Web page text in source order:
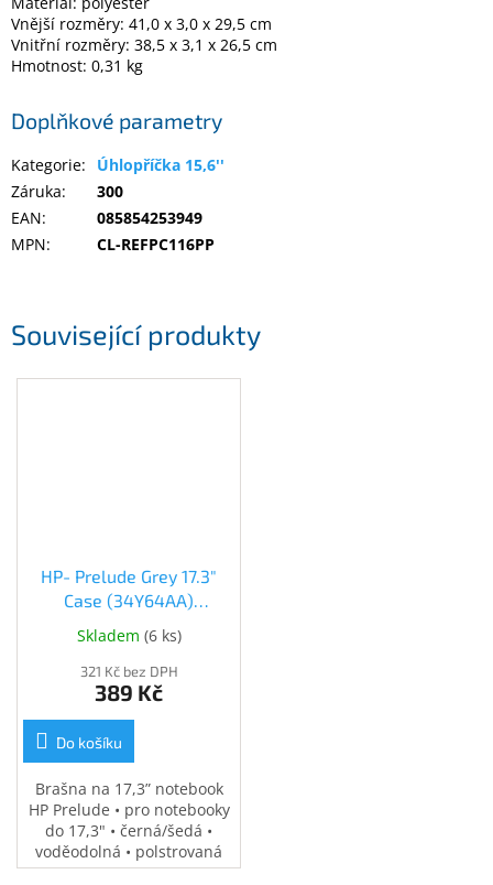
Inpraise
Kamerové
systémy
Přihlášení
Související produkty
HP- Prelude Grey 17.3"
Case (34Y64AA)
(34Y64AA)
Skladem (6 ks)
321 Kč bez DPH
389 Kč
Do košíku
Brašna na 17,3” notebook
HP Prelude • pro notebooky
do 17,3" • černá/šedá •
voděodolná • polstrovaná
přihrádka na notebook •
Vnější rozměry: 41,0 x 3,0 x 29,5 cm
Vnitřní rozměry: 38,5 x 3,1 x 26,5 cm
Hmotnost: 0,31 kg
Doplňkové parametry
Kategorie:
Úhlopříčka 15,6''
Záruka:
300
EAN:
085854253949
MPN: CL-REFPC116PP